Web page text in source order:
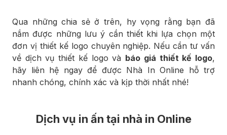
Qua những chia sẻ ở trên, hy vọng rằng bạn đã
nắm được những lưu ý cần thiết khi lựa chọn một
đơn vị thiết kế logo chuyên nghiệp. Nếu cần tư vấn
về dịch vụ thiết kế logo và báo giá thiết kế logo,
hãy liên hệ ngay để được Nhà In Online hỗ trợ
nhanh chóng, chính xác và kịp thời nhất nhé!
Dịch vụ in ấn tại nhà in Online